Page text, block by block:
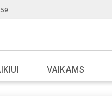
VAIKAMS